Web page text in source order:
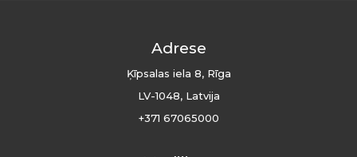
Adrese
Ķīpsalas iela 8, Rīga
LV-1048, Latvija
+371 67065000